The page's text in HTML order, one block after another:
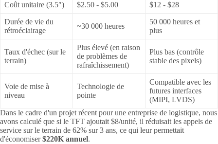
Coût unitaire (3.5″) $2.50 - $5.00 $12 - $28
Durée de vie du
rétroéclairage
~30 000 heures
50 000 heures et
plus
Taux d'échec (sur le
terrain)
Plus élevé (en raison
de problèmes de
rafraîchissement)
Plus bas (contrôle
stable des pixels)
Voie de mise à
niveau
Technologie de
pointe
Compatible avec les
futures interfaces
(MIPI, LVDS)
Dans le cadre d'un projet récent pour une entreprise de logistique, nous
avons calculé que si le TFT ajoutait $8/unité, il réduisait les appels de
service sur le terrain de 62% sur 3 ans, ce qui leur permettait
d'économiser$220K annuel.